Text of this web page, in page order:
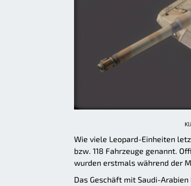
Wie viele Leopard-Einheiten
bzw. 118 Fahrzeuge genannt.
wurden erstmals während der
Das Geschäft mit Saudi-